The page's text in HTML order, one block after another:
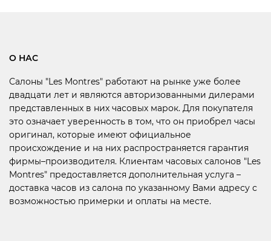
О НАС
Салоны "Les Montres" работают на рынке уже более
двадцати лет и являются авторизованными дилерами
представленных в них часовых марок. Для покупателя
это означает уверенность в том, что он приобрел часы
оригинал, которые имеют официальное
происхождение и на них распространяется гарантия
фирмы–производителя. Клиентам часовых салонов "Les
Montres" предоставляется дополнительная услуга –
доставка часов из салона по указанному Вами адресу с
возможностью примерки и оплаты на месте.